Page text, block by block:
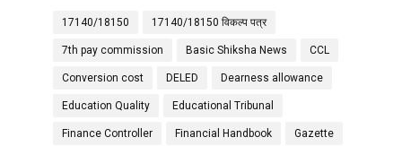
17140/18150 17140/18150 विकल्प पत्र
7th pay commission Basic Shiksha News CCL
Conversion cost DELED Dearness allowance
Education Quality Educational Tribunal
Finance Controller Financial Handbook Gazette